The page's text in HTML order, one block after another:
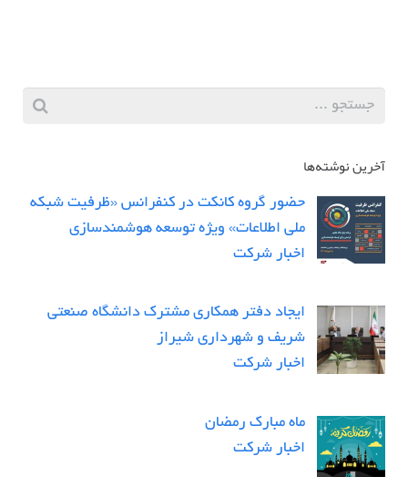
آخرین نوشته‌ها
حضور گروه کانکت در کنفرانس «ظرفیت شبکه
ملی اطلاعات» ویژه توسعه هوشمندسازی
اخبار شرکت
ایجاد دفتر همکاری مشترک دانشگاه صنعتی
شریف و شهرداری شیراز
اخبار شرکت
ماه مبارک رمضان
اخبار شرکت